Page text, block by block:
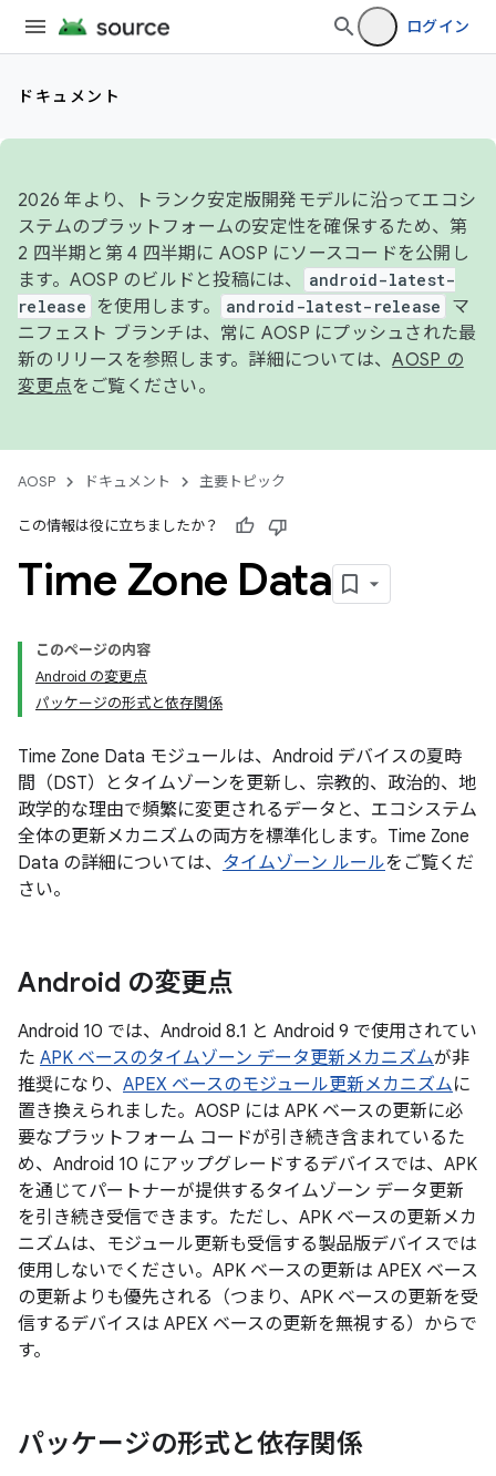
ログイン
ドキュメント
2026 年より、トランク安定版開発モデルに沿ってエコシ
ステムのプラットフォームの安定性を確保するため、第
2 四半期と第 4 四半期に AOSP にソースコードを公開し
ます。AOSP のビルドと投稿には、
android-latest-
release
を使用します。 android-latest-release
マ
ニフェスト ブランチは、常に AOSP にプッシュされた最
新のリリースを参照します。詳細については、AOSP の
変更点をご覧ください。
AOSP ドキュメント 主要トピック
この情報は役に立ちましたか？
Time Zone Data
このページの内容
Android の変更点
パッケージの形式と依存関係
Time Zone Data モジュールは、Android デバイスの夏時
間（DST）とタイムゾーンを更新し、宗教的、政治的、地
政学的な理由で頻繁に変更されるデータと、エコシステム
全体の更新メカニズムの両方を標準化します。Time Zone
Data の詳細については、 タイムゾーン ルールをご覧くだ
さい。
Android の変更点
Android 10 では、Android 8.1 と Android 9 で使用されてい
た APK ベースのタイムゾーン データ更新メカニズムが非
推奨になり、 APEX ベースのモジュール更新メカニズムに
置き換えられました。AOSP には APK ベースの更新に必
要なプラットフォーム コードが引き続き含まれているた
め、Android 10 にアップグレードするデバイスでは、APK
を通じてパートナーが提供するタイムゾーン データ更新
を引き続き受信できます。ただし、APK ベースの更新メカ
ニズムは、モジュール更新も受信する製品版デバイスでは
使用しないでください。APK ベースの更新は APEX ベース
の更新よりも優先される（つまり、APK ベースの更新を受
信するデバイスは APEX ベースの更新を無視する）からで
す。
パッケージの形式と依存関係